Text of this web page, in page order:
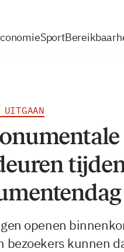
Sport
UITGAAN
openen
bezoekers kunnen